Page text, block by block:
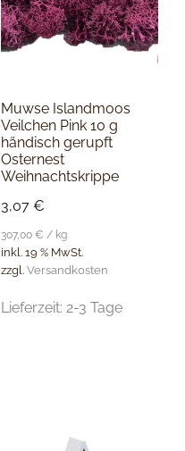
Muwse Islandmoos
Veilchen Pink 10 g
händisch gerupft
Osternest
Weihnachtskrippe
3,07€
307,00€ / kg
inkl. 19 % MwSt.
zzgl.Versandkosten
Lieferzeit:2-3 Tage